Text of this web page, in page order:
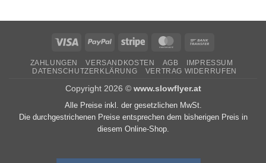
Visa PayPal Stripe MasterCard
ZAHLUNGEN VERSANDKOSTEN AGB
IMPRESSUM
DATENSCHUTZERKLÄRUNG
VERTRAG WIDERRUFEN
Copyright 2026 © www.slowflyer.at
Alle Preise inkl. der gesetzlichen MwSt.
Die durchgestrichenen Preise entsprechen dem bisherigen Preis in
diesem Online-Shop.